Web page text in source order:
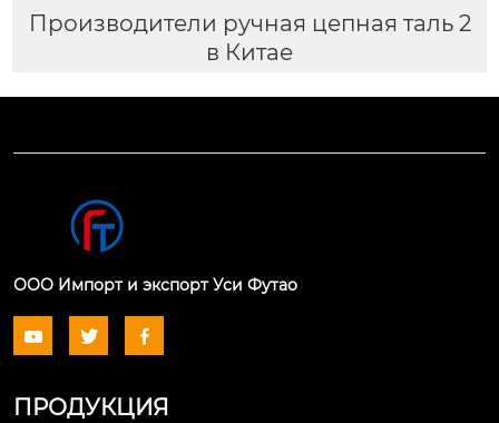
Производители ручная цепная таль 2
в Китае
ООО Импорт и экспорт Уси Футао
  
ПРОДУКЦИЯ